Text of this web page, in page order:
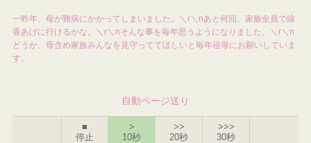
一昨年、母が難病にかかってしまいました。＼r＼nあと何回、家族全員で線
香あげに行けるかな。＼r＼nそんな事を毎年思うようになりました。＼r＼n
どうか、母含め家族みんなを見守っててほしいと毎年祖母にお願いしていま
す。
自動ページ送り
■
停止
>
10秒
>>
20秒
>>>
30秒